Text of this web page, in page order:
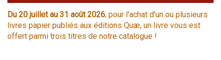
Du 20 juillet au 31 août 2026, pour l'achat d'un ou plusieurs
livres papier publiés aux éditions Quæ, un livre vous est
offert parmi trois titres de notre catalogue !